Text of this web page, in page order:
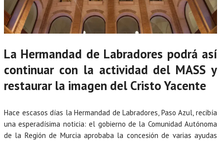
La Hermandad de Labradores podrá así
continuar con la actividad del MASS y
restaurar la imagen del Cristo Yacente
Hace escasos días la Hermandad de Labradores, Paso Azul, recibía
una esperadísima noticia: el gobierno de la Comunidad Autónoma
de la Región de Murcia aprobaba la concesión de varias ayudas